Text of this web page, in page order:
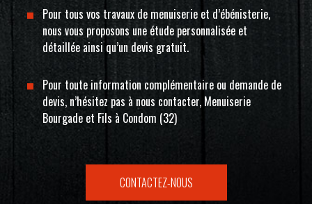
Pour tous vos travaux de menuiserie et d’ébénisterie,
nous vous proposons une étude personnalisée et
détaillée ainsi qu’un devis gratuit.
Pour toute information complémentaire ou demande de
devis, n’hésitez pas à nous contacter, Menuiserie
Bourgade et Fils à Condom (32)
CONTACTEZ-NOUS